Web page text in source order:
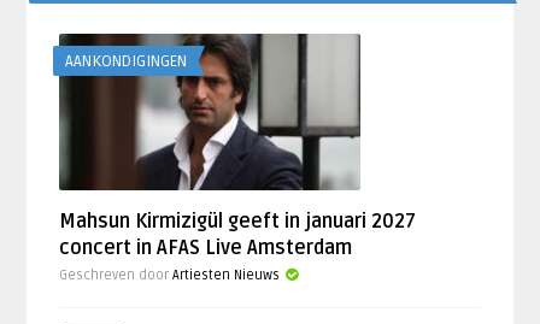
AANKONDIGINGEN
Mahsun Kirmizigül geeft in januari 2027
concert in AFAS Live Amsterdam
Geschreven doorArtiesten Nieuws